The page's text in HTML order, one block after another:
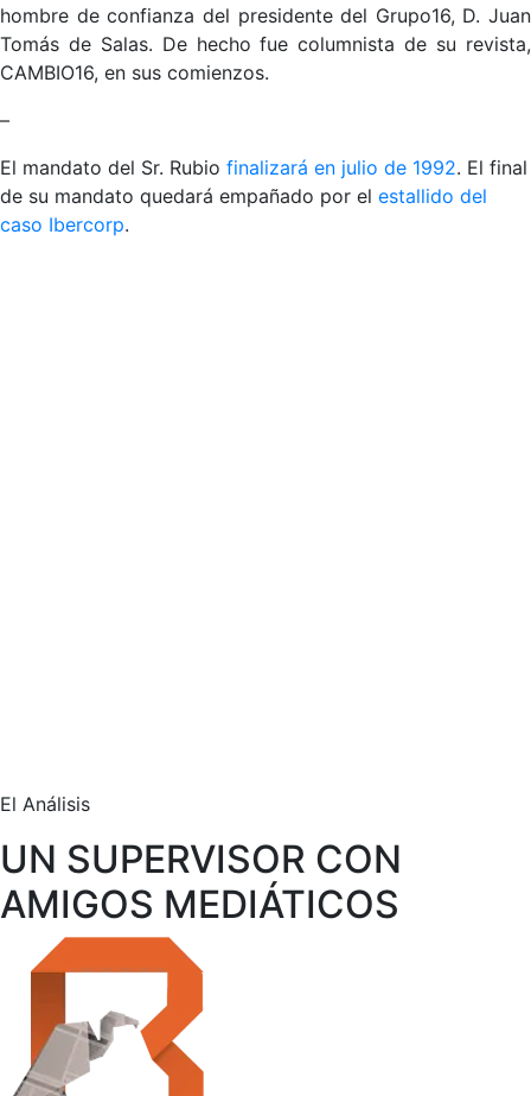
hombre de confianza del presidente del Grupo16, D. Juan
Tomás de Salas. De hecho fue columnista de su revista,
CAMBIO16, en sus comienzos.
–
El mandato del Sr. Rubio finalizará en julio de 1992. El final
de su mandato quedará empañado por el estallido del
caso Ibercorp.
El Análisis
UN SUPERVISOR CON
AMIGOS MEDIÁTICOS